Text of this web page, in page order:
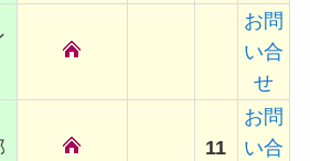
お問
い合
せ
11
お問
い合